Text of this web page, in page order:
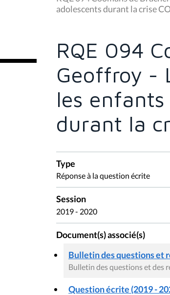
s
ê
:
adolescents durant la crise
RQE 094
Geoffroy -
les
durant la
Type
Réponse à la question écrite
Session
2019 - 2020
Document(s) associé(s)
Bulletin des questions et
Bulletin des questions et des
Question écrite (2019 -